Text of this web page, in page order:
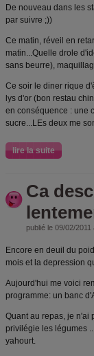
De nouveau dans les
par suivre ;))
Ce matin, réveil en
matin...Quelle drole
sans beurre),
Ce soir le diner rique
lys d'or (bon restau
en conséquence : une
sucre...LEs deux me
lire la suite
Ca
publié le 09/02/2011
Encore en deuil du
mois et la depression
Aujourd'hui me voici
programme: un banc
Quant au repas, je n'ai
privilégie les légumes
yahourt.